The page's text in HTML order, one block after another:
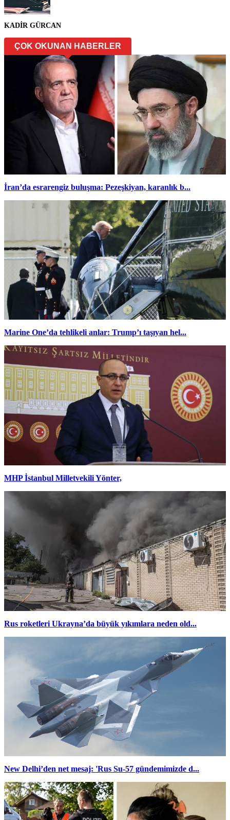
KADİR GÜRCAN
ÇOK OKUNAN HABERLER
İran’da esrarengiz buluşma: Pezeşkiyan, karanlık b...
Marine One’da tehlikeli anlar: Trump’ı taşıyan hel...
MHP İstanbul Milletvekili Yönter,
Rus roketleri Ukrayna’da büyük yıkımlara neden old...
New Delhi’den net mesaj: 'Rus Su-57 gündemimizde d...